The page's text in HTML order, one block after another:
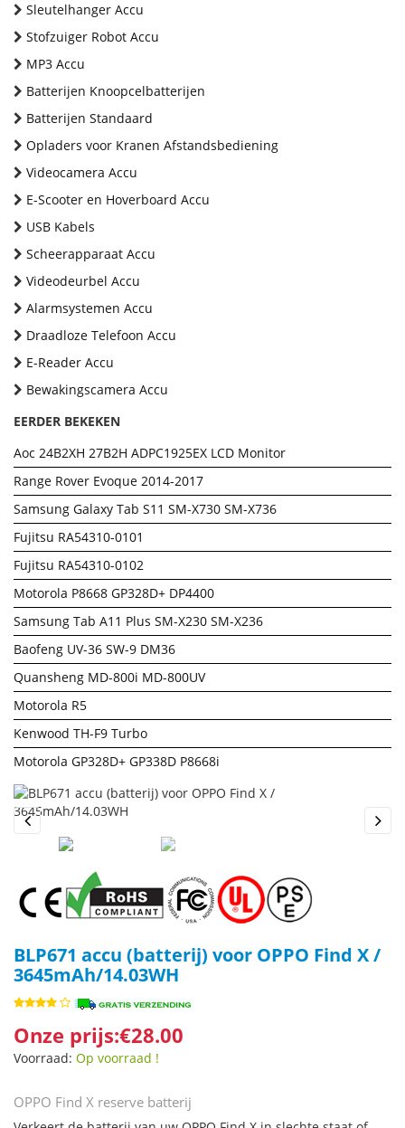
Sleutelhanger Accu
Stofzuiger Robot Accu
MP3 Accu
Batterijen Knoopcelbatterijen
Batterijen Standaard
Opladers voor Kranen Afstandsbediening
Videocamera Accu
E-Scooter en Hoverboard Accu
USB Kabels
Scheerapparaat Accu
Videodeurbel Accu
Alarmsystemen Accu
Draadloze Telefoon Accu
E-Reader Accu
Bewakingscamera Accu
EERDER BEKEKEN
Aoc 24B2XH 27B2H ADPC1925EX LCD Monitor
Range Rover Evoque 2014-2017
Samsung Galaxy Tab S11 SM-X730 SM-X736
Fujitsu RA54310-0101
Fujitsu RA54310-0102
Motorola P8668 GP328D+ DP4400
Samsung Tab A11 Plus SM-X230 SM-X236
Baofeng UV-36 SW-9 DM36
Quansheng MD-800i MD-800UV
Motorola R5
Kenwood TH-F9 Turbo
Motorola GP328D+ GP338D P8668i
Previous
BLP671 accu (batterij) voor OPPO Find X /
3645mAh/14.03WH
Onze prijs:€28.00
Voorraad: Op voorraad !
OPPO Find X reserve batterij